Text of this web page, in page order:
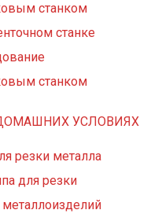
станком
станке
станком
УСЛОВИЯХ
резки металла
для резки